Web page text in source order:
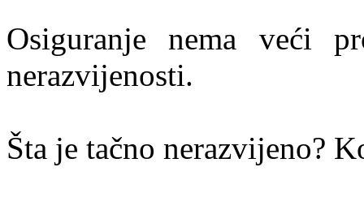
Osiguranje nema veći
nerazvijenosti.
Šta je tačno nerazvijeno?